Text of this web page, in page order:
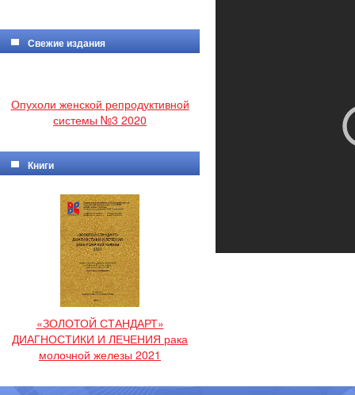
Свежие издания
Опухоли женской репродуктивной
системы №3 2020
Книги
«ЗОЛОТОЙ СТАНДАРТ»
ДИАГНОСТИКИ И ЛЕЧЕНИЯ рака
молочной железы 2021